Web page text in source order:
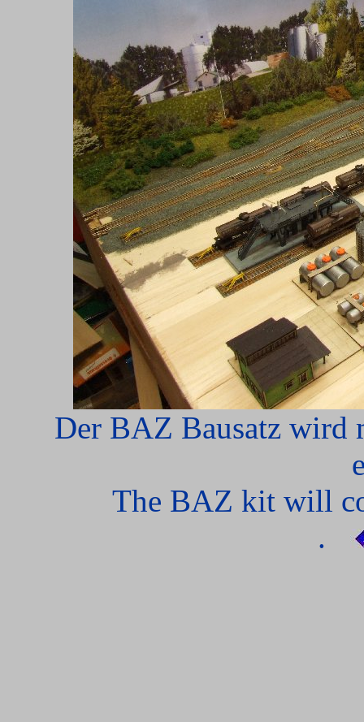
Der BAZ Bausatz wird
The BAZ kit will
.